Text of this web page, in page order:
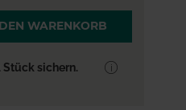
WARENKORB
Stück sichern.